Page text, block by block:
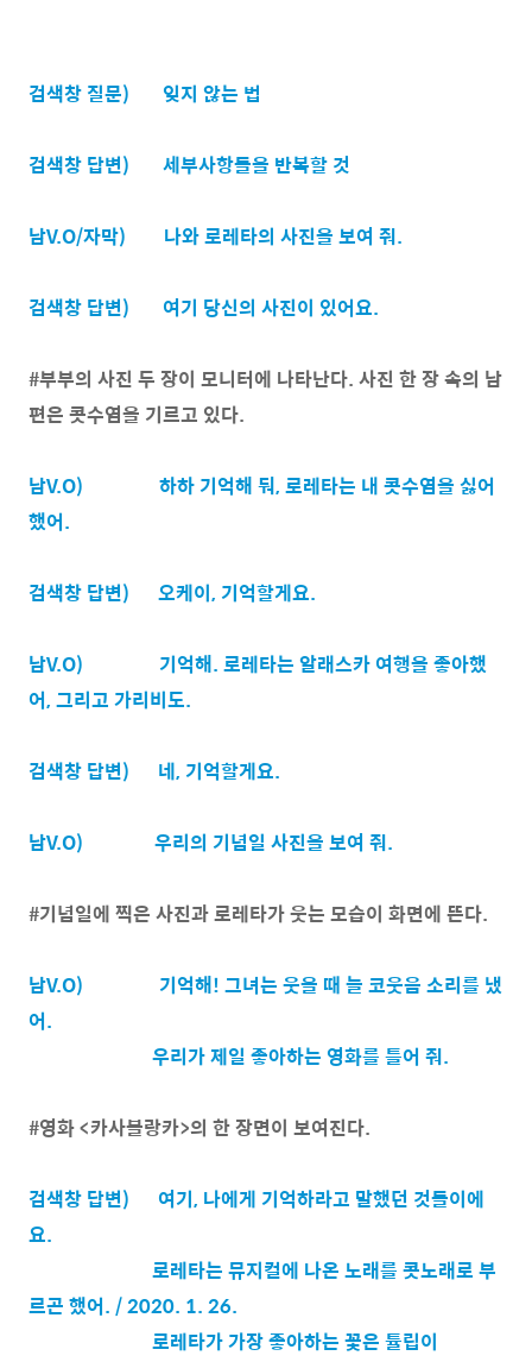
검색창 질문) 잊지 않는 법
검색창 답변) 세부사항들을 반복할 것
남V.O/자막) 나와 로레타의 사진을 보여 줘.
검색창 답변) 여기 당신의 사진이 있어요.
#부부의 사진 두 장이 모니터에 나타난다. 사진 한 장 속의 남
편은 콧수염을 기르고 있다.
남V.O)
하하 기억해 둬, 로레타는 내 콧수염을 싫어
했어.
검색창 답변) 오케이, 기억할게요.
남V.O)
기억해. 로레타는 알래스카 여행을 좋아했
어, 그리고 가리비도.
검색창 답변) 네, 기억할게요.
남V.O) 우리의 기념일 사진을 보여 줘.
#기념일에 찍은 사진과 로레타가 웃는 모습이 화면에 뜬다.
남V.O)
기억해! 그녀는 웃을 때 늘 코웃음 소리를 냈
어.
우리가 제일 좋아하는 영화를 틀어 줘.
#영화 <카사블랑카>의 한 장면이 보여진다.
검색창 답변)
여기, 나에게 기억하라고 말했던 것들이에
요.
로레타는 뮤지컬에 나온 노래를 콧노래로 부
르곤 했어. / 2020. 1. 26.
로레타가 가장 좋아하는 꽃은 튤립이